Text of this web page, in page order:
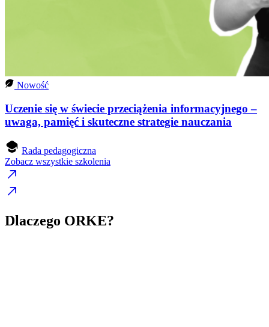
Nowość
Uczenie się w świecie przeciążenia informacyjnego –
uwaga, pamięć i skuteczne strategie nauczania
Rada pedagogiczna
Zobacz wszystkie szkolenia
Dlaczego ORKE?